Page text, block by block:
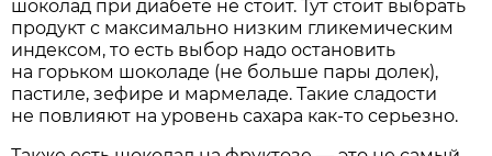
шоколад при диабете не стоит. Тут стоит выбрать
продукт с максимально низким гликемическим
индексом, то есть выбор надо остановить
на горьком шоколаде (не больше пары долек),
пастиле, зефире и мармеладе. Такие сладости
не повлияют на уровень сахара как-то серьезно.